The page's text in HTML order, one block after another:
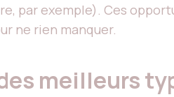
par exemple). Ces
ne rien manquer.
meilleurs